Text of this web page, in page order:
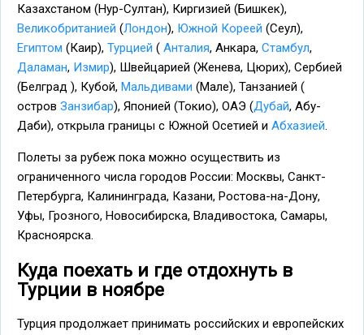
Казахстаном (Нур-Султан), Киргизией (Бишкек),
Великобританией (Лондон), Южной Кореей (Сеул),
Египтом (Каир), Турцией ( Анталия, Анкара, Стамбул,
Даламан, Измир), Швейцарией (Женева, Цюрих), Сербией
(Белград ), Кубой, Мальдивами (Мале), Танзанией (
остров Занзибар), Японией (Токио), ОАЭ (Дубай, Абу-
Даби), открыла границы с Южной Осетией и Абхазией.
Полеты за рубеж пока можно осуществить из
ограниченного числа городов России: Москвы, Санкт-
Петербурга, Калининграда, Казани, Ростова-на-Дону,
Уфы, Грозного, Новосибирска, Владивостока, Самары,
Красноярска.
Куда поехать и где отдохнуть в
Турции в ноябре
Турция продолжает принимать российских и европейских